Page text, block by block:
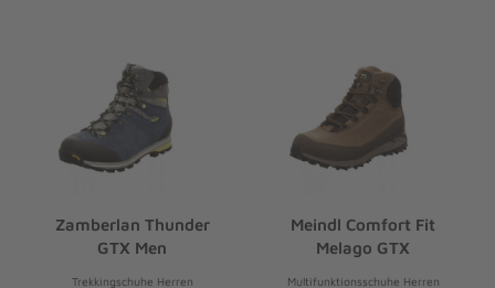
Zamberlan Thunder
GTX Men
Trekkingschuhe Herren
Meindl Comfort Fit
Melago GTX
Multifunktionsschuhe Herren